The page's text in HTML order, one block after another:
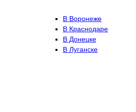
В Воронеже
В Краснодаре
В Донецке
В Луганске